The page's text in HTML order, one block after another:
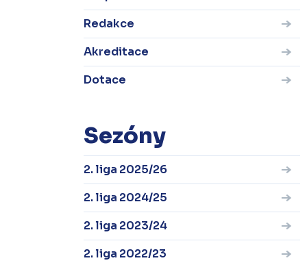
Redakce
Akreditace
Dotace
Sezóny
2. liga 2025/26
2. liga 2024/25
2. liga 2023/24
2. liga 2022/23